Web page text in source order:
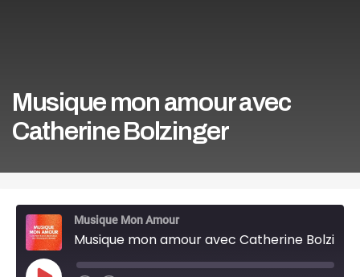
Musique mon amour avec
Catherine Bolzinger
Musique Mon Amour